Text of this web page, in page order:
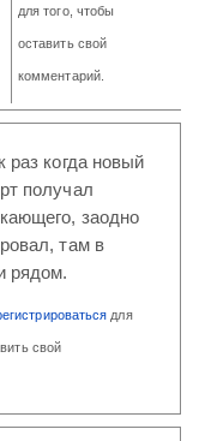
для того, чтобы
оставить свой
комментарий.
раз когда новый
получал
заодно
там в
рядом.
для
свой